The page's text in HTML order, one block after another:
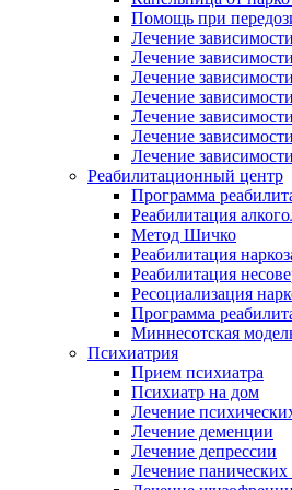
Помощь при
Лечение
Лечение
Лечение
Лечение
Лечение
Лечение
Лечение
Реабилитационный центр
Программа
Реабилитация
Метод Шичко
Реабилитация
Реабилитация
Ресоциализация
Программа
Миннесотская
Психиатрия
Прием психиатра
Психиатр на дом
Лечение
Лечение деменции
Лечение депрессии
Лечение панических